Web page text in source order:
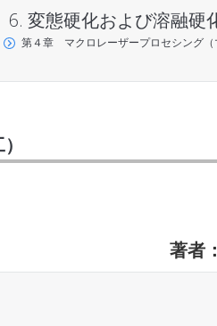
変態硬化および溶融硬
第４章 マクロレーザープロセシング（
著者